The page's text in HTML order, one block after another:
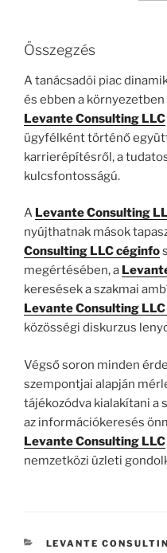
Összegzés
A tanácsadói piac
és ebben a
Levante Consulting LLC
ügyfélként történő
karrierépítésről, a
kulcsfontosságú.
A Levante Consulting
nyújthatnak mások
Consulting LLC céginfo
megértésében, a
keresések a szakmai
Levante Consulting
közösségi diskurzus
Végső soron minden
szempontjai alapján
tájékozódva kialakítani a
az információkeresés
Levante Consulting LLC
nemzetközi üzleti
KATEGÓRIÁK
LEVANTE